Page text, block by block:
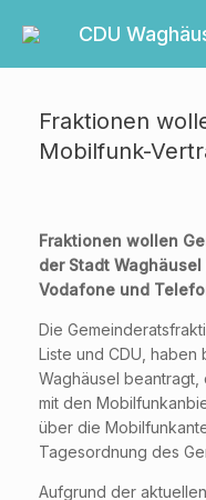
Inhalt
CDU
Fraktionen
Mobilfunk-
Fraktionen wollen
der Stadt
Vodafone und
Die
Liste und CDU,
Waghäusel
mit den
über die
Tagesordnung des
Aufgrund der